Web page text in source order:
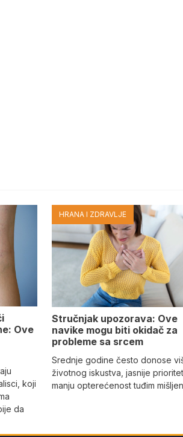
Ove
koji
da
HRANA I ZDRAVLJE
Stručnjak upozorava: Ove
navike mogu biti okidač za
probleme sa srcem
Srednje godine često donose
životnog iskustva, jasnije
manju opterećenost tuđim